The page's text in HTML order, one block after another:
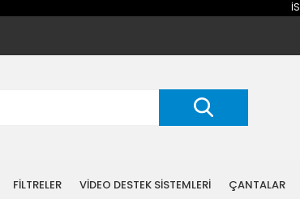
FİLTRELER VİDEO DESTEK SİSTEMLERİ ÇANTALAR